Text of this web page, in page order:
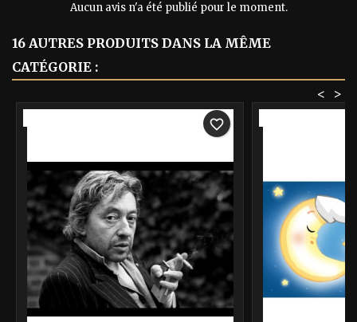
Aucun avis n'a été publié pour le moment.
16 AUTRES PRODUITS DANS LA MÊME
CATÉGORIE :
>
<
favorite_border